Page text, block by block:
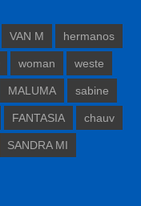
VAN M hermanos
woman weste
MALUMA sabine
FANTASIA chauv
SANDRA MI